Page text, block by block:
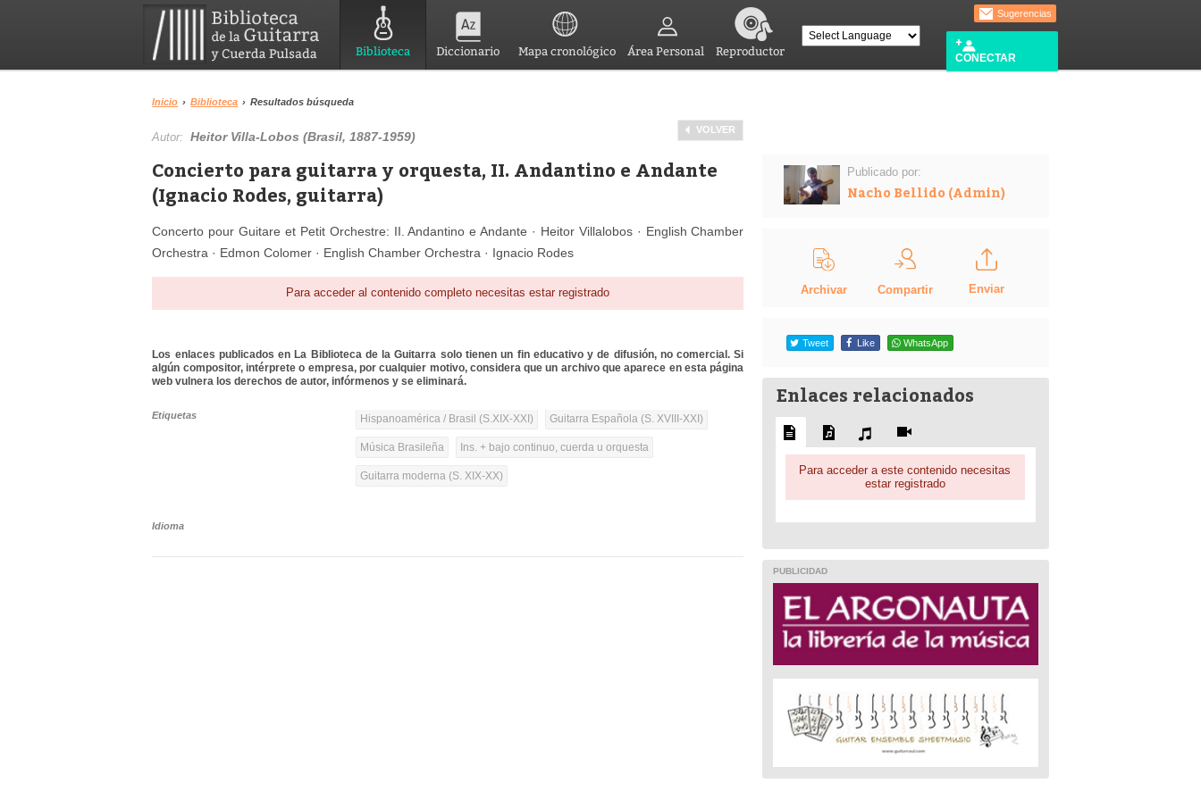
Biblioteca Diccionario Mapa cronológico Área Personal Reproductor
Sugerencias
CONECTAR
Inicio › Biblioteca › Resultados búsqueda
VOLVER
Autor:Heitor Villa-Lobos (Brasil, 1887-1959)
Concierto para guitarra y orquesta, II. Andantino e Andante
(Ignacio Rodes, guitarra)
Concerto pour Guitare et Petit Orchestre: II. Andantino e Andante · Heitor Villalobos · English Chamber
Orchestra · Edmon Colomer · English Chamber Orchestra · Ignacio Rodes
Para acceder al contenido completo necesitas estar registrado
Los enlaces publicados en La Biblioteca de la Guitarra solo tienen un fin educativo y de difusión, no comercial. Si
algún compositor, intérprete o empresa, por cualquier motivo, considera que un archivo que aparece en esta página
web vulnera los derechos de autor, infórmenos y se eliminará.
Etiquetas Hispanoamérica / Brasil (S.XIX-XXI) Guitarra Española (S. XVIII-XXI)
Música Brasileña Ins. + bajo continuo, cuerda u orquesta
Guitarra moderna (S. XIX-XX)
Idioma
Publicado por:
Nacho Bellido (Admin)
Archivar Compartir Enviar
Tweet Like WhatsApp
Enlaces relacionados
Para acceder a este contenido necesitas
estar registrado
PUBLICIDAD